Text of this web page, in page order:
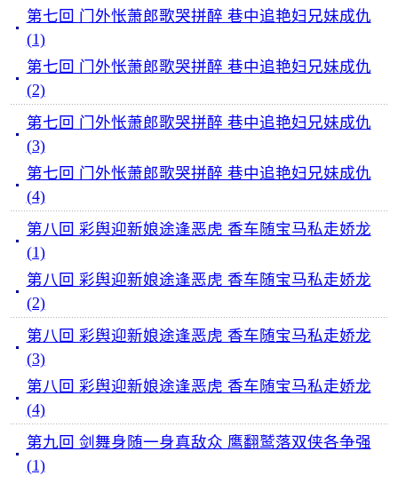
第七回 门外怅萧郎歌哭拼醉 巷中追艳妇兄妹成仇
(1)
第七回 门外怅萧郎歌哭拼醉 巷中追艳妇兄妹成仇
(2)
第七回 门外怅萧郎歌哭拼醉 巷中追艳妇兄妹成仇
(3)
第七回 门外怅萧郎歌哭拼醉 巷中追艳妇兄妹成仇
(4)
第八回 彩舆迎新娘途逢恶虎 香车随宝马私走娇龙
(1)
第八回 彩舆迎新娘途逢恶虎 香车随宝马私走娇龙
(2)
第八回 彩舆迎新娘途逢恶虎 香车随宝马私走娇龙
(3)
第八回 彩舆迎新娘途逢恶虎 香车随宝马私走娇龙
(4)
第九回 剑舞身随一身真敌众 鹰翻鹫落双侠各争强
(1)